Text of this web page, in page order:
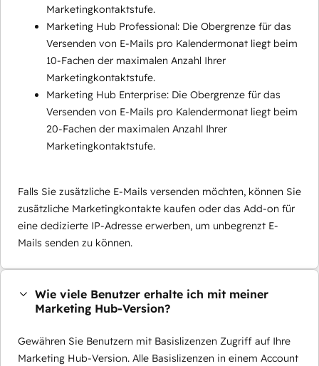
Marketingkontaktstufe.
Marketing Hub Professional: Die Obergrenze für das
Versenden von E-Mails pro Kalendermonat liegt beim
10-Fachen der maximalen Anzahl Ihrer
Marketingkontaktstufe.
Marketing Hub Enterprise: Die Obergrenze für das
Versenden von E-Mails pro Kalendermonat liegt beim
20-Fachen der maximalen Anzahl Ihrer
Marketingkontaktstufe.
Falls Sie zusätzliche E-Mails versenden möchten, können Sie
zusätzliche Marketingkontakte kaufen oder das Add-on für
eine dedizierte IP-Adresse erwerben, um unbegrenzt E-
Mails senden zu können.
Wie viele Benutzer erhalte ich mit meiner
Marketing Hub-Version?
Gewähren Sie Benutzern mit Basislizenzen Zugriff auf Ihre
Marketing Hub-Version. Alle Basislizenzen in einem Account